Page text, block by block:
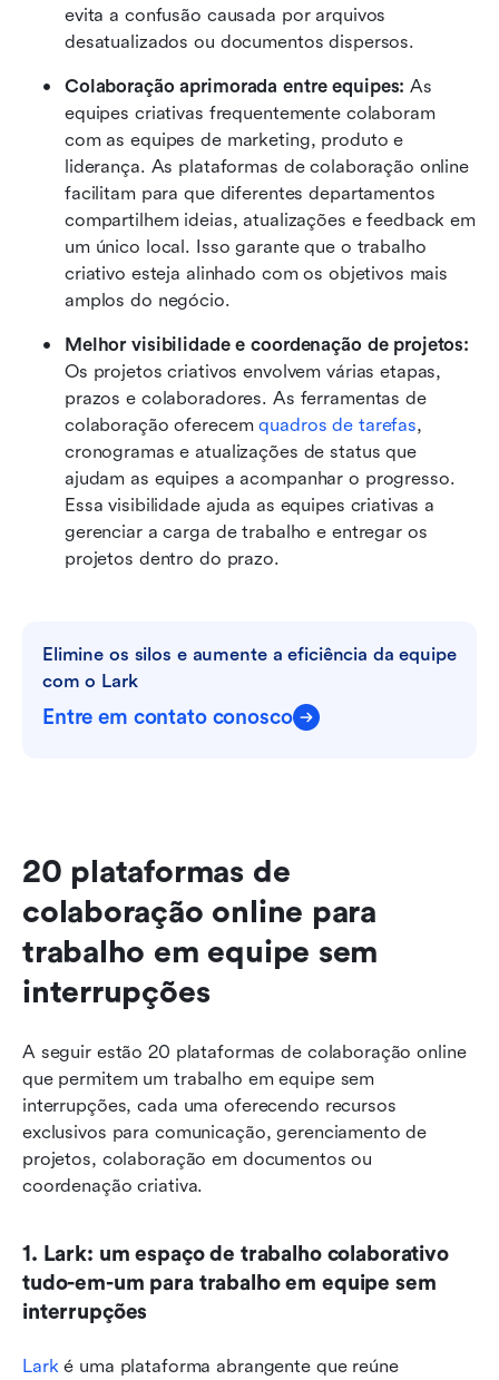
evita a confusão causada por arquivos
desatualizados ou documentos dispersos.
Colaboração aprimorada entre equipes: As
equipes criativas frequentemente colaboram
com as equipes de marketing, produto e
liderança. As plataformas de colaboração online
facilitam para que diferentes departamentos
compartilhem ideias, atualizações e feedback em
um único local. Isso garante que o trabalho
criativo esteja alinhado com os objetivos mais
amplos do negócio.
Melhor visibilidade e coordenação de projetos:
Os projetos criativos envolvem várias etapas,
prazos e colaboradores. As ferramentas de
colaboração oferecem quadros de tarefas,
cronogramas e atualizações de status que
ajudam as equipes a acompanhar o progresso.
Essa visibilidade ajuda as equipes criativas a
gerenciar a carga de trabalho e entregar os
projetos dentro do prazo.
Elimine os silos e aumente a eficiência da equipe
com o Lark
Entre em contato conosco
20 plataformas de
colaboração online para
trabalho em equipe sem
interrupções
A seguir estão 20 plataformas de colaboração online
que permitem um trabalho em equipe sem
interrupções, cada uma oferecendo recursos
exclusivos para comunicação, gerenciamento de
projetos, colaboração em documentos ou
coordenação criativa.
1. Lark: um espaço de trabalho colaborativo
tudo-em-um para trabalho em equipe sem
interrupções
Lark é uma plataforma abrangente que reúne